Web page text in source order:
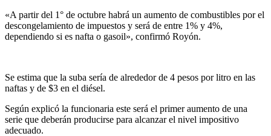
«A partir del 1° de octubre habrá un aumento de combustibles por el
descongelamiento de impuestos y será de entre 1% y 4%,
dependiendo si es nafta o gasoil», confirmó Royón.
Se estima que la suba sería de alrededor de 4 pesos por litro en las
naftas y de $3 en el diésel.
Según explicó la funcionaria este será el primer aumento de una
serie que deberán producirse para alcanzar el nivel impositivo
adecuado.